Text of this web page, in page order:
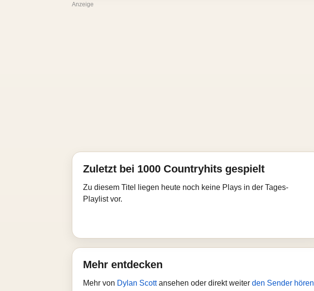
Anzeige
Zuletzt bei 1000 Countryhits gespielt
Zu diesem Titel liegen heute noch keine Plays in der Tages-
Playlist vor.
Mehr entdecken
Mehr von Dylan Scottansehen oder direkt weiter den Sender hören